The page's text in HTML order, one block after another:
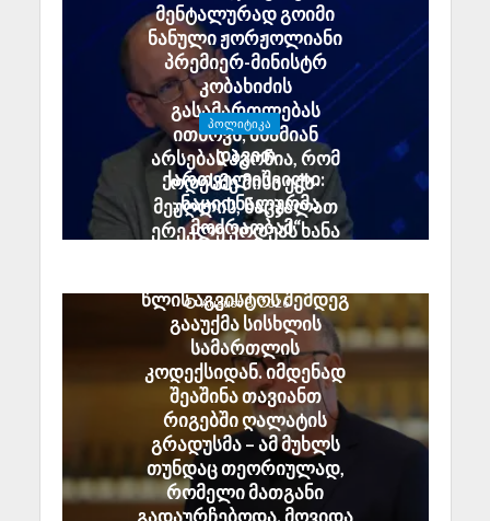
მენტალურად გოიმი
ნანული ჟორჟოლიანი
პრემიერ-მინისტრ
კობახიძის
გასამართლებას
ითხოვს; შხამიან
არსებას ჰგონია, რომ
ოდესმე მისი ექს-
მეუღლის, ნაცჯალათ
ერეკლე კოდუას ხანა
August 8, 2026
ᲞᲝᲚᲘᲢᲘᲙᲐ
დავით
ქართველიშვილი:
„ნაციონალურმა
მოძრაობამ“
წლის აგვისტოს შემდეგ
გააუქმა სისხლის
სამართლის
კოდექსიდან. იმდენად
შეაშინა თავიანთ
რიგებში ღალატის
გრადუსმა – ამ მუხლს
თუნდაც თეორიულად,
რომელი მათგანი
გადაურჩებოდა. მოვიდა